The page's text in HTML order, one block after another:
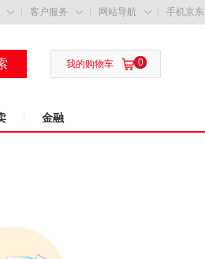
 客户服务  网站导航  手机京东
 0
我的购物车
金融